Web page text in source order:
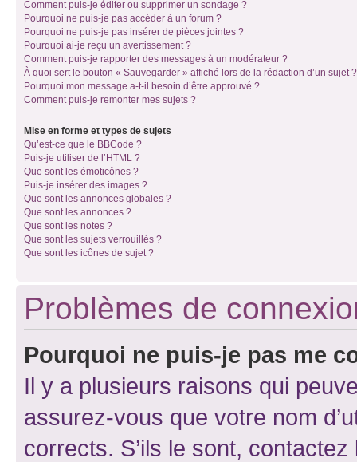
Comment puis-je éditer ou supprimer un sondage ?
Pourquoi ne puis-je pas accéder à un forum ?
Pourquoi ne puis-je pas insérer de pièces jointes ?
Pourquoi ai-je reçu un avertissement ?
Comment puis-je rapporter des messages à un modérateur ?
À quoi sert le bouton « Sauvegarder » affiché lors de la rédaction d’un sujet ?
Pourquoi mon message a-t-il besoin d’être approuvé ?
Comment puis-je remonter mes sujets ?
Mise en forme et types de sujets
Qu’est-ce que le BBCode ?
Puis-je utiliser de l’HTML ?
Que sont les émoticônes ?
Puis-je insérer des images ?
Que sont les annonces globales ?
Que sont les annonces ?
Que sont les notes ?
Que sont les sujets verrouillés ?
Que sont les icônes de sujet ?
Problèmes de
Pourquoi ne puis-je pas me
Il y a plusieurs raisons qui
assurez-vous que votre nom
corrects. S’ils le sont,